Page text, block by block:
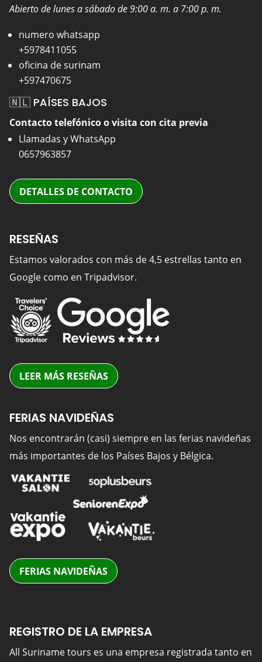
Abierto de lunes a sábado de 9:00 a. m. a 7:00 p. m.
numero whatsapp
+5978411055
oficina de surinam
+597470675
🇳🇱 PAÍSES BAJOS
Contacto telefónico o visita con cita previa
Llamadas y WhatsApp
0657963857
DETALLES DE CONTACTO
RESEÑAS
Estamos valorados con más de 4,5 estrellas tanto en
Google como en Tripadvisor.
LEER MÁS RESEÑAS
FERIAS NAVIDEÑAS
Nos encontrarán (casi) siempre en las ferias navideñas
más importantes de los Países Bajos y Bélgica.
FERIAS NAVIDEÑAS
REGISTRO DE LA EMPRESA
All Suriname tours es una empresa registrada tanto en